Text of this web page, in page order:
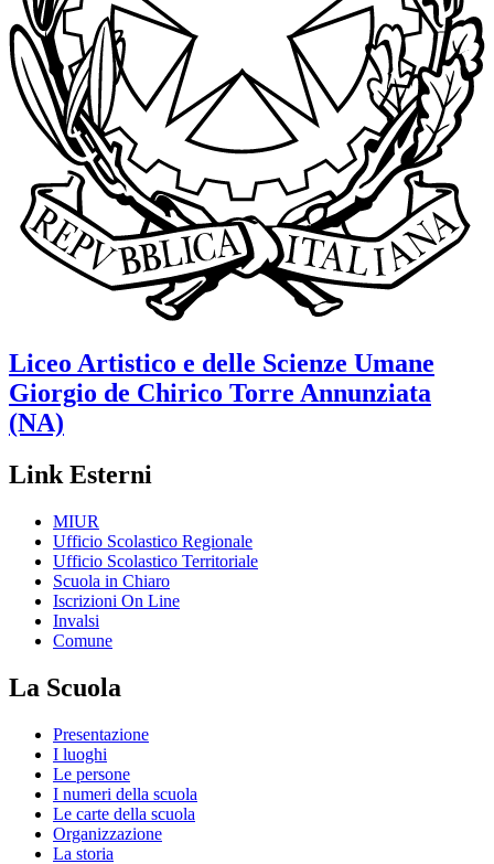
Liceo Artistico e delle Scienze Umane
Giorgio de Chirico Torre Annunziata
(NA)
Link Esterni
MIUR
Ufficio Scolastico Regionale
Ufficio Scolastico Territoriale
Scuola in Chiaro
Iscrizioni On Line
Invalsi
Comune
La Scuola
Presentazione
I luoghi
Le persone
I numeri della scuola
Le carte della scuola
Organizzazione
La storia